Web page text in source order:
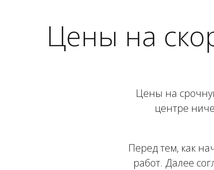
Цены на
Цены на
центре
Перед тем, как
работ. Далее